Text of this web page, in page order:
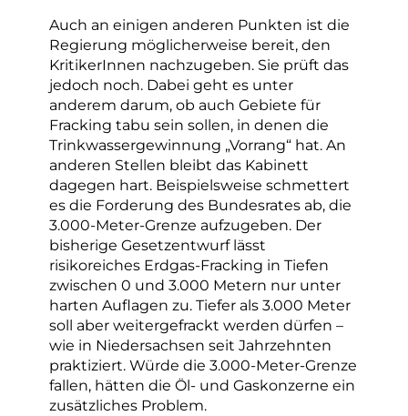
Auch an einigen anderen Punkten ist die
Regierung möglicherweise bereit, den
KritikerInnen nachzugeben. Sie prüft das
jedoch noch. Dabei geht es unter
anderem darum, ob auch Gebiete für
Fracking tabu sein sollen, in denen die
Trinkwassergewinnung „Vorrang“ hat. An
anderen Stellen bleibt das Kabinett
dagegen hart. Beispielsweise schmettert
es die Forderung des Bundesrates ab, die
3.000-Meter-Grenze aufzugeben. Der
bisherige Gesetzentwurf lässt
risikoreiches Erdgas-Fracking in Tiefen
zwischen 0 und 3.000 Metern nur unter
harten Auflagen zu. Tiefer als 3.000 Meter
soll aber weitergefrackt werden dürfen –
wie in Niedersachsen seit Jahrzehnten
praktiziert. Würde die 3.000-Meter-Grenze
fallen, hätten die Öl- und Gaskonzerne ein
zusätzliches Problem.